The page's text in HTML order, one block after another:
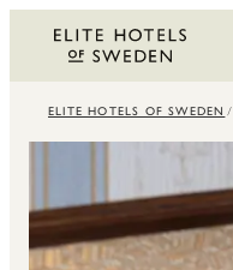
ELITE HOTELS OF SWEDEN